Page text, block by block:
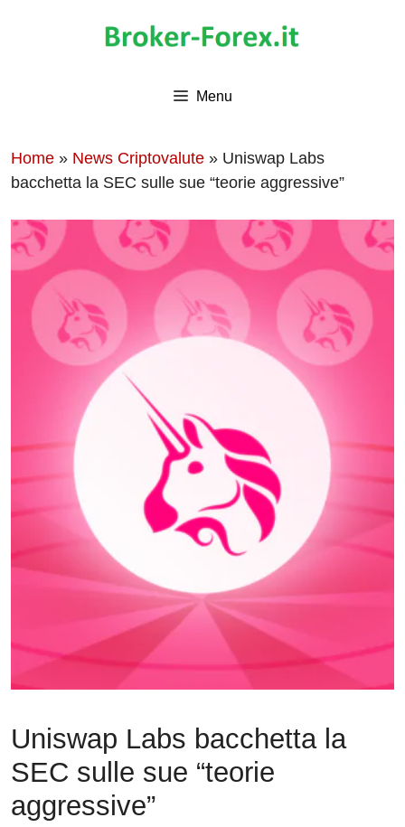
Menu
Home » News Criptovalute » Uniswap Labs
bacchetta la SEC sulle sue “teorie aggressive”
Uniswap Labs bacchetta la
SEC sulle sue “teorie
aggressive”